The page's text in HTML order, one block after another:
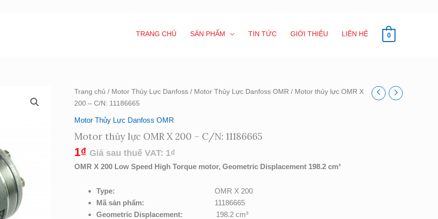
TRANG CHỦ SẢN PHẨM TIN TỨC GIỚI THIỆU LIÊN HỆ 0
Trang chủ / Motor Thủy Lực Danfoss / Motor Thủy Lực Danfoss OMR / Motor thủy lực OMR X
200 – C/N: 11186665
Motor Thủy Lực Danfoss OMR
Motor thủy lực OMR X 200 – C/N: 11186665
1₫ Giá sau thuế VAT: 1₫
OMR X 200 Low Speed High Torque motor, Geometric Displacement 198.2 cm³
Type: OMR X 200
Mã sản phẩm: 11186665
Geometric Displacement:
198.2 cm³
Motor
thủy
X
200